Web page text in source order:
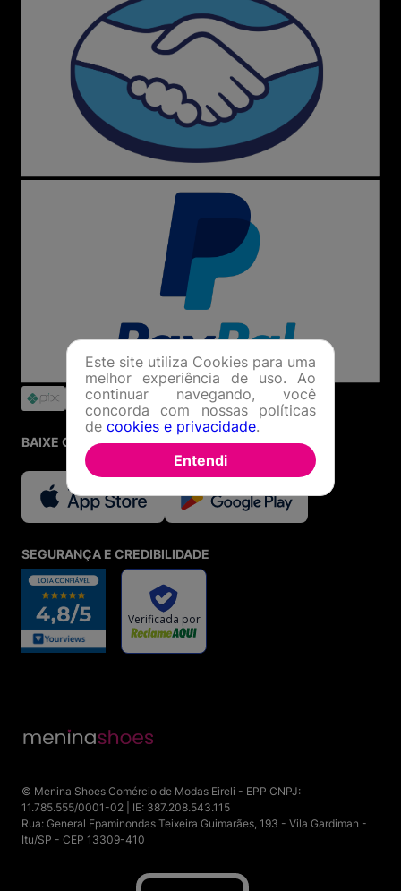
BAIXE O APP
SEGURANÇA E CREDIBILIDADE
© Menina Shoes Comércio de Modas Eireli - EPP CNPJ:
11.785.555/0001-02 | IE: 387.208.543.115
Rua: General Epaminondas Teixeira Guimarães, 193 - Vila Gardiman -
Itu/SP - CEP 13309-410
Este site utiliza Cookies para uma
melhor experiência de uso. Ao
continuar navegando, você
concorda com nossas políticas
de cookies e privacidade.
Entendi